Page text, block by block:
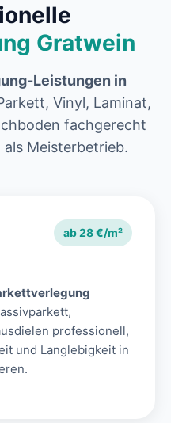
Gratwein
Leistungen in
Vinyl, Laminat,
fachgerecht
Meisterbetrieb.
ab 28 €/m²
professionell,
und Langlebigkeit in